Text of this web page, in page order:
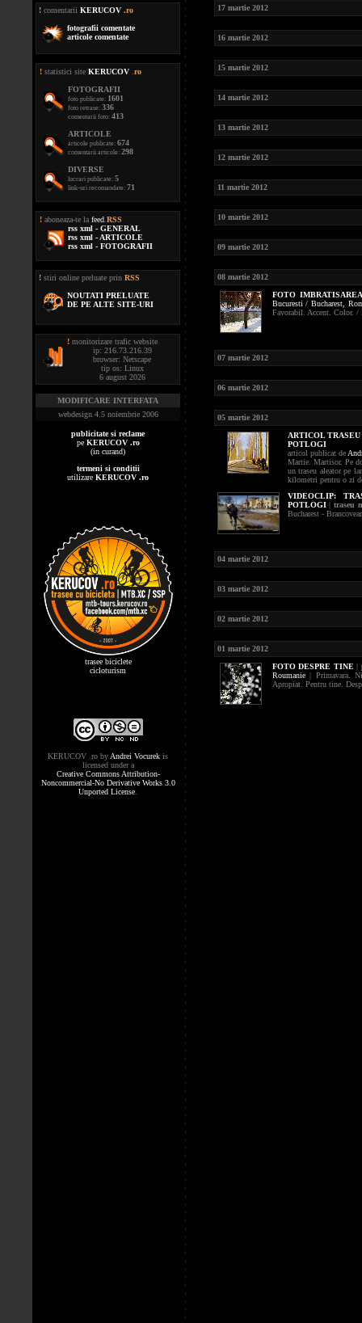
! comentarii KERUCOV .ro
fotografii comentate
articole comentate
! statistici site KERUCOV ro
FOTOGRAFII
foto publicate: 1601
foto retrase: 336
comentarii foto: 413
ARTICOLE
articole publicate: 674
comentarii articole: 298
DIVERSE
lucrari publicate: 5
link-uri recomandate: 71
! aboneaza-te la feed RSS
rss xml - GENERAL
rss xml - ARTICOLE
rss xml - FOTOGRAFII
! stiri online preluate prin RSS
NOUTATI PRELUATE
DE PE ALTE SITE-URI
! monitorizare trafic website
ip: 216.73.216.39
browser: Netscape
tip os: Linux
6 august 2026
MODIFICARE INTERFATA
webdesign 4.5 noiembrie 2006
publicitate si reclame
pe KERUCOV .ro
(in curand)
termeni si conditii
utilizare KERUCOV .ro
trasee biciclete
cicloturism
KERUCOV .ro by Andrei Vocurek is
licensed under a
Creative Commons Attribution-
Noncommercial-No Derivative Works 3.0
Unported License
17 martie 2012
16 martie 2012
15 martie 2012
14 martie 2012
13 martie 2012
12 martie 2012
11 martie 2012
10 martie 2012
09 martie 2012
08 martie 2012
FOTO IMBRATISAREA
Bucuresti / Bucharest,
Favorabil. Accent. Color.
07 martie 2012
06 martie 2012
05 martie 2012
ARTICOL
POTLOGI
articol publicat de
Martie. Martisor. Pe
un traseu aleator pe
kilometri pentru o zi
VIDEOCLIP:
POTLOGI|traseu
Bucharest -
04 martie 2012
03 martie 2012
02 martie 2012
01 martie 2012
FOTO DESPRE TINE|
Roumanie| Primavara.
Apropiat. Pentru tine.